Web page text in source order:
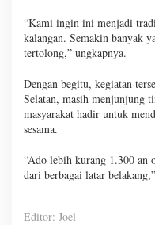
“Kami ingin ini menjadi
kalangan. Semakin banyak
tertolong,” ungkapnya.
Dengan begitu, kegiatan
Selatan, masih menjunjung
masyarakat hadir untuk
sesama.
“Ado lebih kurang 1.300 an
dari berbagai latar
Editor: Joel